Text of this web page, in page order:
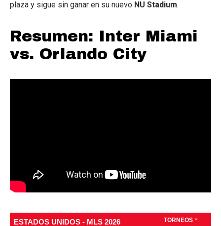
plaza y sigue sin ganar en su nuevo NU Stadium.
Resumen: Inter Miami
vs. Orlando City